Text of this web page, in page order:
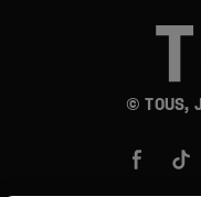
© TOUS,